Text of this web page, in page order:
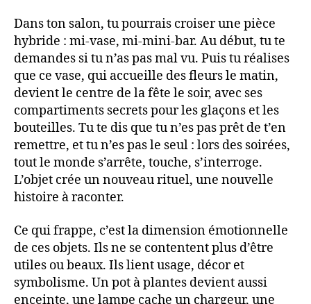
Dans ton salon, tu pourrais croiser une pièce
hybride : mi-vase, mi-mini-bar. Au début, tu te
demandes si tu n’as pas mal vu. Puis tu réalises
que ce vase, qui accueille des fleurs le matin,
devient le centre de la fête le soir, avec ses
compartiments secrets pour les glaçons et les
bouteilles. Tu te dis que tu n’es pas prêt de t’en
remettre, et tu n’es pas le seul : lors des soirées,
tout le monde s’arrête, touche, s’interroge.
L’objet crée un nouveau rituel, une nouvelle
histoire à raconter.
Ce qui frappe, c’est la dimension émotionnelle
de ces objets. Ils ne se contentent plus d’être
utiles ou beaux. Ils lient usage, décor et
symbolisme. Un pot à plantes devient aussi
enceinte, une lampe cache un chargeur, une